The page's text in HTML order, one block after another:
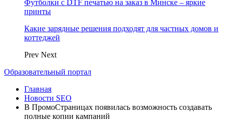
Футболки с DTF печатью на заказ в Минске – яркие
принты
Какие зарядные решения подходят для частных домов и
коттеджей
Prev Next
Образовательный портал
Главная
Новости SEO
В ПромоСтраницах появилась возможность создавать
полные копии кампаний